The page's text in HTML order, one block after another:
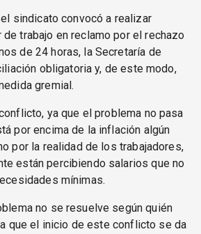
sindicato convocó a realizar
trabajo en reclamo por el rechazo
de 24 horas, la Secretaría de
obligatoria y, de este modo,
gremial.
ya que el problema no pasa
por encima de la inflación algún
por la realidad de los trabajadores,
están percibiendo salarios que no
mínimas.
no se resuelve según quién
que el inicio de este conflicto se da